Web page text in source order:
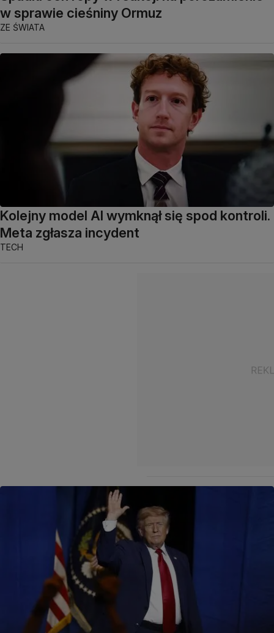
w sprawie cieśniny Ormuz
ZE ŚWIATA
Kolejny model AI wymknął się spod kontroli.
Meta zgłasza incydent
TECH